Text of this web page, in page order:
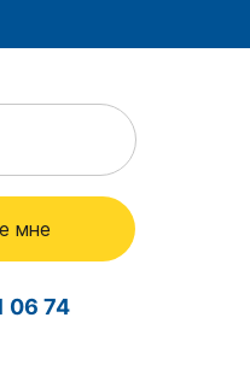
мне
06 74